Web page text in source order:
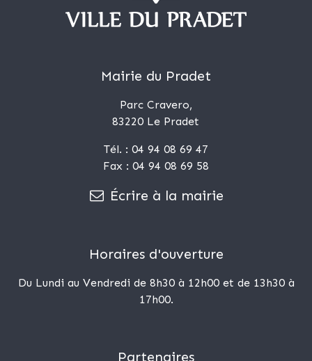
Mairie du Pradet
Parc Cravero,
83220 Le Pradet
Tél. : 04 94 08 69 47
Fax : 04 94 08 69 58
Écrire à la mairie
Horaires d'ouverture
Du Lundi au Vendredi de 8h30 à 12h00 et de 13h30 à
17h00.
Partenaires